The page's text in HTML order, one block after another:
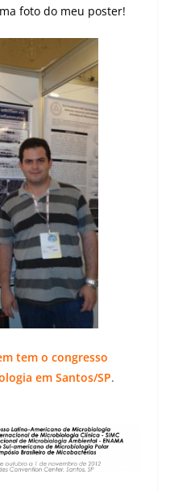
foto do meu poster!
tem o congresso
em Santos/SP.